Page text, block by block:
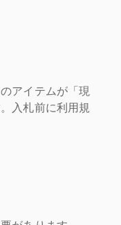
アイテムが「現
入札前に利用規